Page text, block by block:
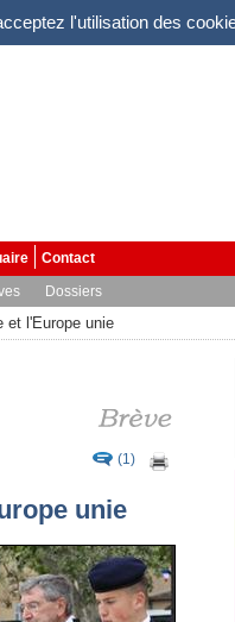
l'utilisation des
Contact
Dossiers
et l'Europe unie
(1)
unie